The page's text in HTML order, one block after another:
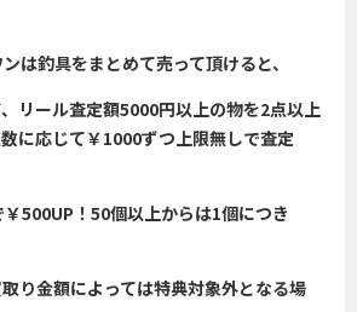
は釣具をまとめて売って頂けると、
リール査定額5000円以上の物を2点以上
に応じて￥1000ずつ上限無しで査定
500UP！50個以上からは1個につき
り金額によっては特典対象外となる場